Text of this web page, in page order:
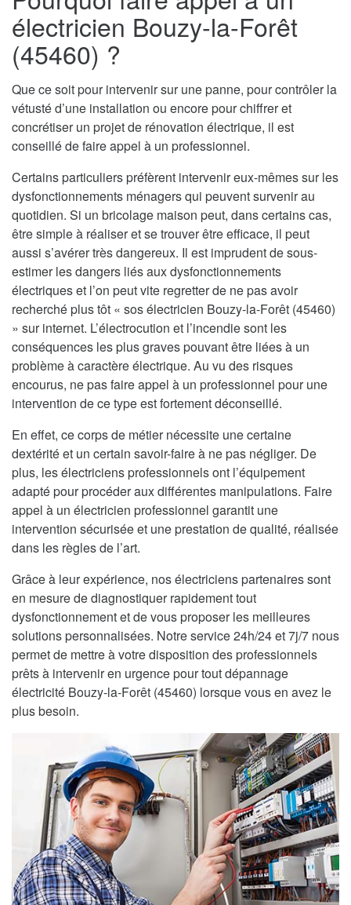
électricien Bouzy-la-Forêt
(45460) ?
Que ce soit pour intervenir sur une panne, pour contrôler la
vétusté d’une installation ou encore pour chiffrer et
concrétiser un projet de rénovation électrique, il est
conseillé de faire appel à un professionnel.
Certains particuliers préfèrent intervenir eux-mêmes sur les
dysfonctionnements ménagers qui peuvent survenir au
quotidien. Si un bricolage maison peut, dans certains cas,
être simple à réaliser et se trouver être efficace, il peut
aussi s’avérer très dangereux. Il est imprudent de sous-
estimer les dangers liés aux dysfonctionnements
électriques et l’on peut vite regretter de ne pas avoir
recherché plus tôt « sos électricien Bouzy-la-Forêt (45460)
» sur internet. L’électrocution et l’incendie sont les
conséquences les plus graves pouvant être liées à un
problème à caractère électrique. Au vu des risques
encourus, ne pas faire appel à un professionnel pour une
intervention de ce type est fortement déconseillé.
En effet, ce corps de métier nécessite une certaine
dextérité et un certain savoir-faire à ne pas négliger. De
plus, les électriciens professionnels ont l’équipement
adapté pour procéder aux différentes manipulations. Faire
appel à un électricien professionnel garantit une
intervention sécurisée et une prestation de qualité, réalisée
dans les règles de l’art.
Grâce à leur expérience, nos électriciens partenaires sont
en mesure de diagnostiquer rapidement tout
dysfonctionnement et de vous proposer les meilleures
solutions personnalisées. Notre service 24h/24 et 7j/7 nous
permet de mettre à votre disposition des professionnels
prêts à intervenir en urgence pour tout dépannage
électricité Bouzy-la-Forêt (45460) lorsque vous en avez le
plus besoin.